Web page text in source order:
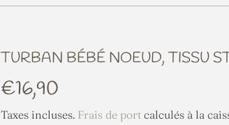
TURBAN BÉBÉ NOEUD, TISSU
€16,90
Taxes incluses. Frais de port calculés à la